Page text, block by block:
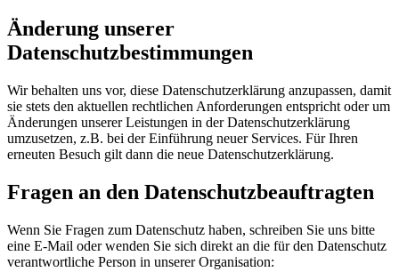
Änderung unserer
Datenschutzbestimmungen
Wir behalten uns vor, diese Datenschutzerklärung anzupassen, damit
sie stets den aktuellen rechtlichen Anforderungen entspricht oder um
Änderungen unserer Leistungen in der Datenschutzerklärung
umzusetzen, z.B. bei der Einführung neuer Services. Für Ihren
erneuten Besuch gilt dann die neue Datenschutzerklärung.
Fragen an den Datenschutzbeauftragten
Wenn Sie Fragen zum Datenschutz haben, schreiben Sie uns bitte
eine E-Mail oder wenden Sie sich direkt an die für den Datenschutz
verantwortliche Person in unserer Organisation: